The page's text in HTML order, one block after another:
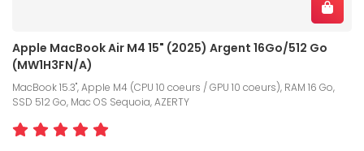
Apple MacBook Air M4 15" (2025) Argent 16Go/512 Go
(MW1H3FN/A)
MacBook 15.3", Apple M4 (CPU 10 coeurs / GPU 10 coeurs), RAM 16 Go,
SSD 512 Go, Mac OS Sequoia, AZERTY